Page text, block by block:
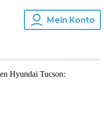
Mein Konto
Hyundai Tucson: